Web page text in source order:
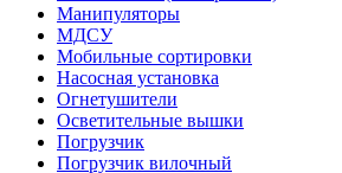
Манипуляторы
МДСУ
Мобильные сортировки
Насосная установка
Огнетушители
Осветительные вышки
Погрузчик
Погрузчик вилочный